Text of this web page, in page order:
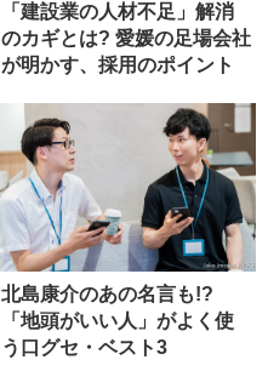
「建設業の人材不足」解消
のカギとは? 愛媛の足場会社
が明かす、採用のポイント
北島康介のあの名言も!?
「地頭がいい人」がよく使
う口グセ・ベスト3